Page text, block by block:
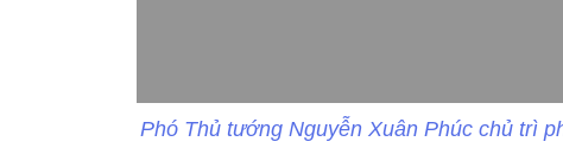
Phó Thủ tướng Nguyễn Xuân Phúc chủ trì